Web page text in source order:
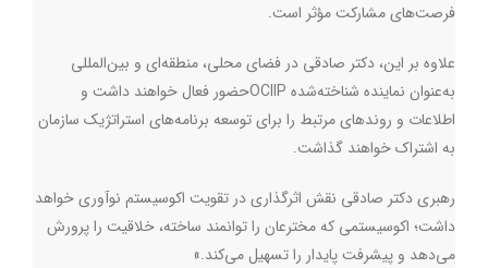
فرصت‌های مشارکت مؤثر است.
علاوه بر این، دکتر صادقی در فضای محلی، منطقه‌ای و بین‌المللی
به‌عنوان نماینده شناخته‌شده OCIIPحضور فعال خواهند داشت و
اطلاعات و روندهای مرتبط را برای توسعه برنامه‌های استراتژیک سازمان
به اشتراک خواهند گذاشت.
رهبری دکتر صادقی نقش اثرگذاری در تقویت اکوسیستم نوآوری خواهد
داشت؛ اکوسیستمی که مخترعان را توانمند ساخته، خلاقیت را پرورش
می‌دهد و پیشرفت پایدار را تسهیل می‌کند.
»